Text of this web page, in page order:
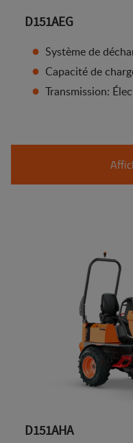
D151AEG
Système de
Capacité de
Transmission:
D151AHA